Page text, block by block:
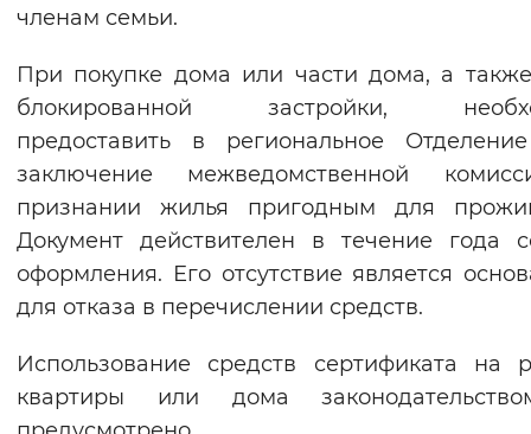
членам семьи.
При покупке дома или части дома, а
блокированной застройки,
предоставить в региональное
заключение межведомственной
признании жилья пригодным для
Документ действителен в течение года
оформления. Его отсутствие является
для отказа в перечислении средств.
Использование средств сертификата на
квартиры или дома